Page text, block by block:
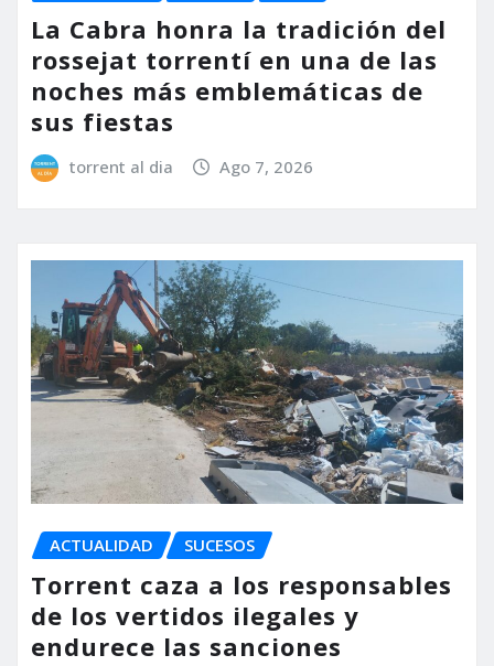
La Cabra honra la tradición del
rossejat torrentí en una de las
noches más emblemáticas de
sus fiestas
torrent al dia Ago 7, 2026
ACTUALIDAD SUCESOS
Torrent caza a los responsables
de los vertidos ilegales y
endurece las sanciones